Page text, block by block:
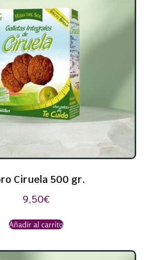
Ciruela 500 gr.
9,50€
Añadir al carrito